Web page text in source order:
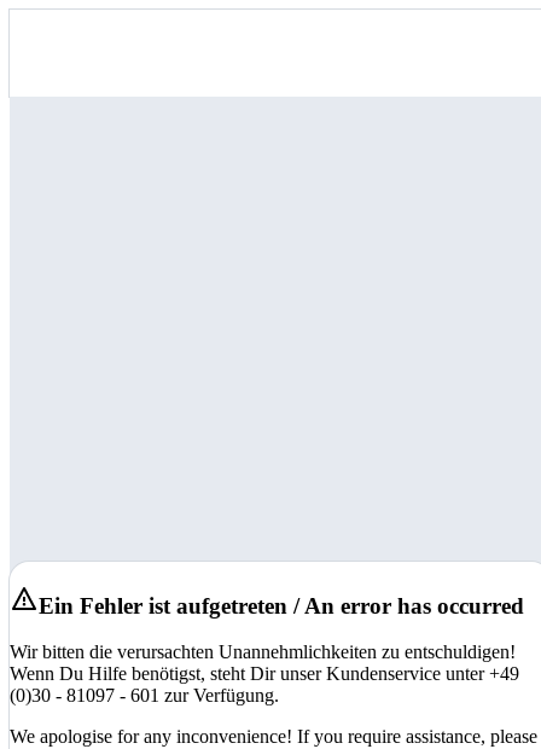
Ein Fehler ist aufgetreten / An error has occurred
Wir bitten die verursachten Unannehmlichkeiten zu entschuldigen!
Wenn Du Hilfe benötigst, steht Dir unser Kundenservice unter +49
(0)30 - 81097 - 601 zur Verfügung.
We apologise for any inconvenience! If you require assistance, please